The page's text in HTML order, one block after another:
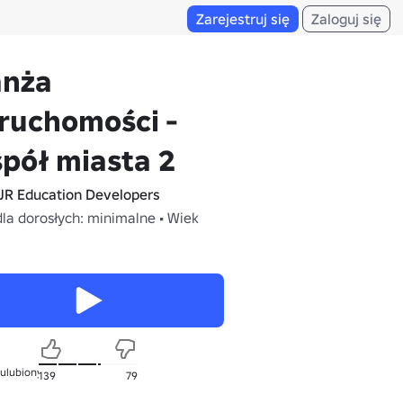
Zarejestruj się Zaloguj się
-
miasta 2
Education Developers
dorosłych: minimalne • Wiek
139 79